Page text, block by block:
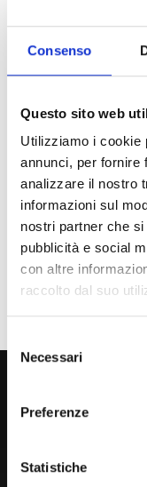
Consenso
Questo sito web
Utilizziamo i cookie
annunci, per fornire
analizzare il nostro
informazioni sul
nostri partner che
pubblicità e social
con altre
raccolto dal suo
delNecessari
Preferenze
Statistiche
Chi sei? Naviga il sito
Futuro Studente
Studente Iscritto
Studente
Laureato
Ente o Impresa
Lun. - Ven. dalle